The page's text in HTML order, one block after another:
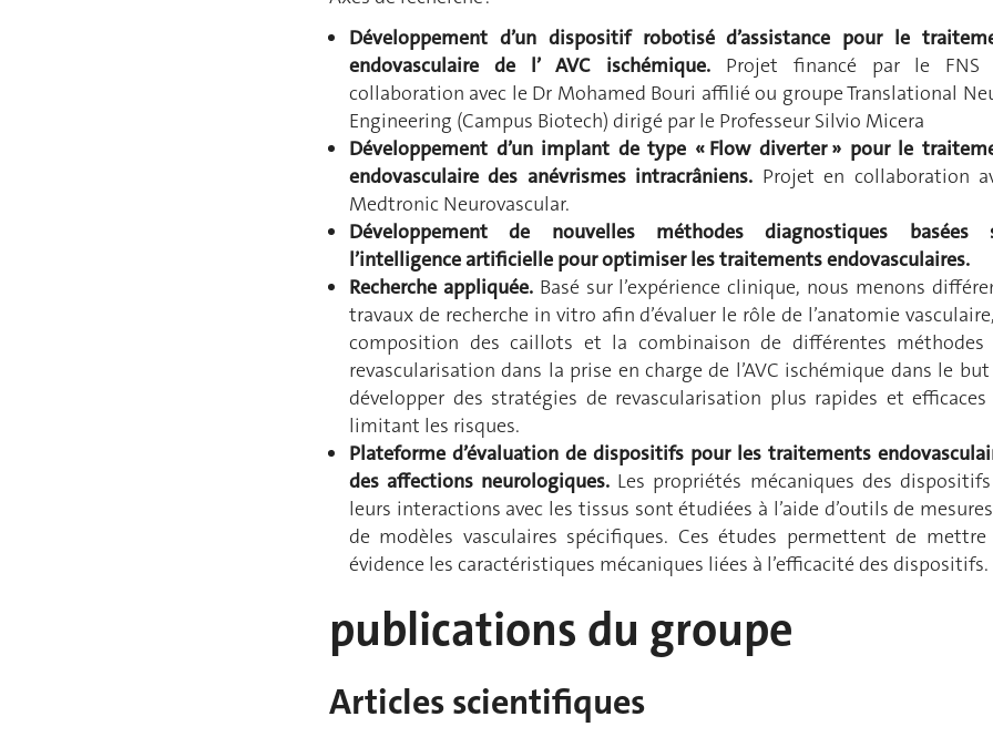
Développement d’un dispositif robotisé d’assistance pour le
endovasculaire de l’ AVC ischémique. Projet financé par le FNS
collaboration avec le Dr Mohamed Bouri affilié ou groupe Translational
Engineering (Campus Biotech) dirigé par le Professeur Silvio Micera
Développement d’un implant de type « Flow diverter » pour le
endovasculaire des anévrismes intracrâniens. Projet en collaboration
Medtronic Neurovascular.
Développement de nouvelles méthodes diagnostiques basées
l’intelligence artificielle pour optimiser les traitements endovasculaires.
Recherche appliquée.Basé sur l’expérience clinique, nous menons
travaux de recherche in vitro afin d’évaluer le rôle de l’anatomie
composition des caillots et la combinaison de différentes méthodes
revascularisation dans la prise en charge de l’AVC ischémique dans le
développer des stratégies de revascularisation plus rapides et efficaces
limitant les risques.
Plateforme d’évaluation de dispositifs pour les traitements
des affections neurologiques. Les propriétés mécaniques des
leurs interactions avec les tissus sont étudiées à l’aide d’outils de
de modèles vasculaires spécifiques. Ces études permettent de mettre
évidence les caractéristiques mécaniques liées à l’efficacité des dispositifs.
publications du groupe
Articles scientifiques